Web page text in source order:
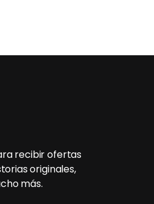
recibir ofertas
originales,
más.